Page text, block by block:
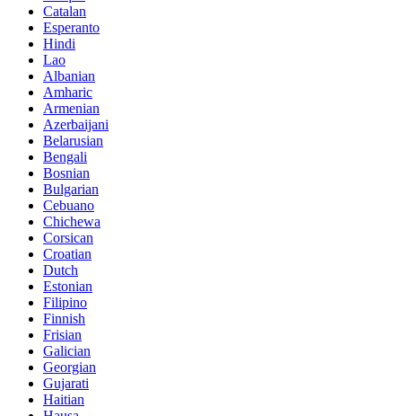
Catalan
Esperanto
Hindi
Lao
Albanian
Amharic
Armenian
Azerbaijani
Belarusian
Bengali
Bosnian
Bulgarian
Cebuano
Chichewa
Corsican
Croatian
Dutch
Estonian
Filipino
Finnish
Frisian
Galician
Georgian
Gujarati
Haitian